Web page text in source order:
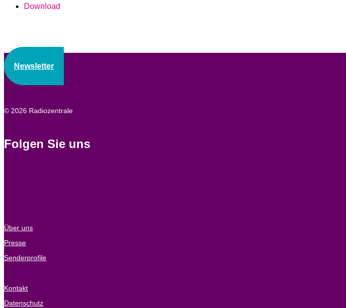
Download
Newsletter
© 2026 Radiozentrale
Folgen Sie uns
Über uns
Presse
Senderprofile
Kontakt
Datenschutz